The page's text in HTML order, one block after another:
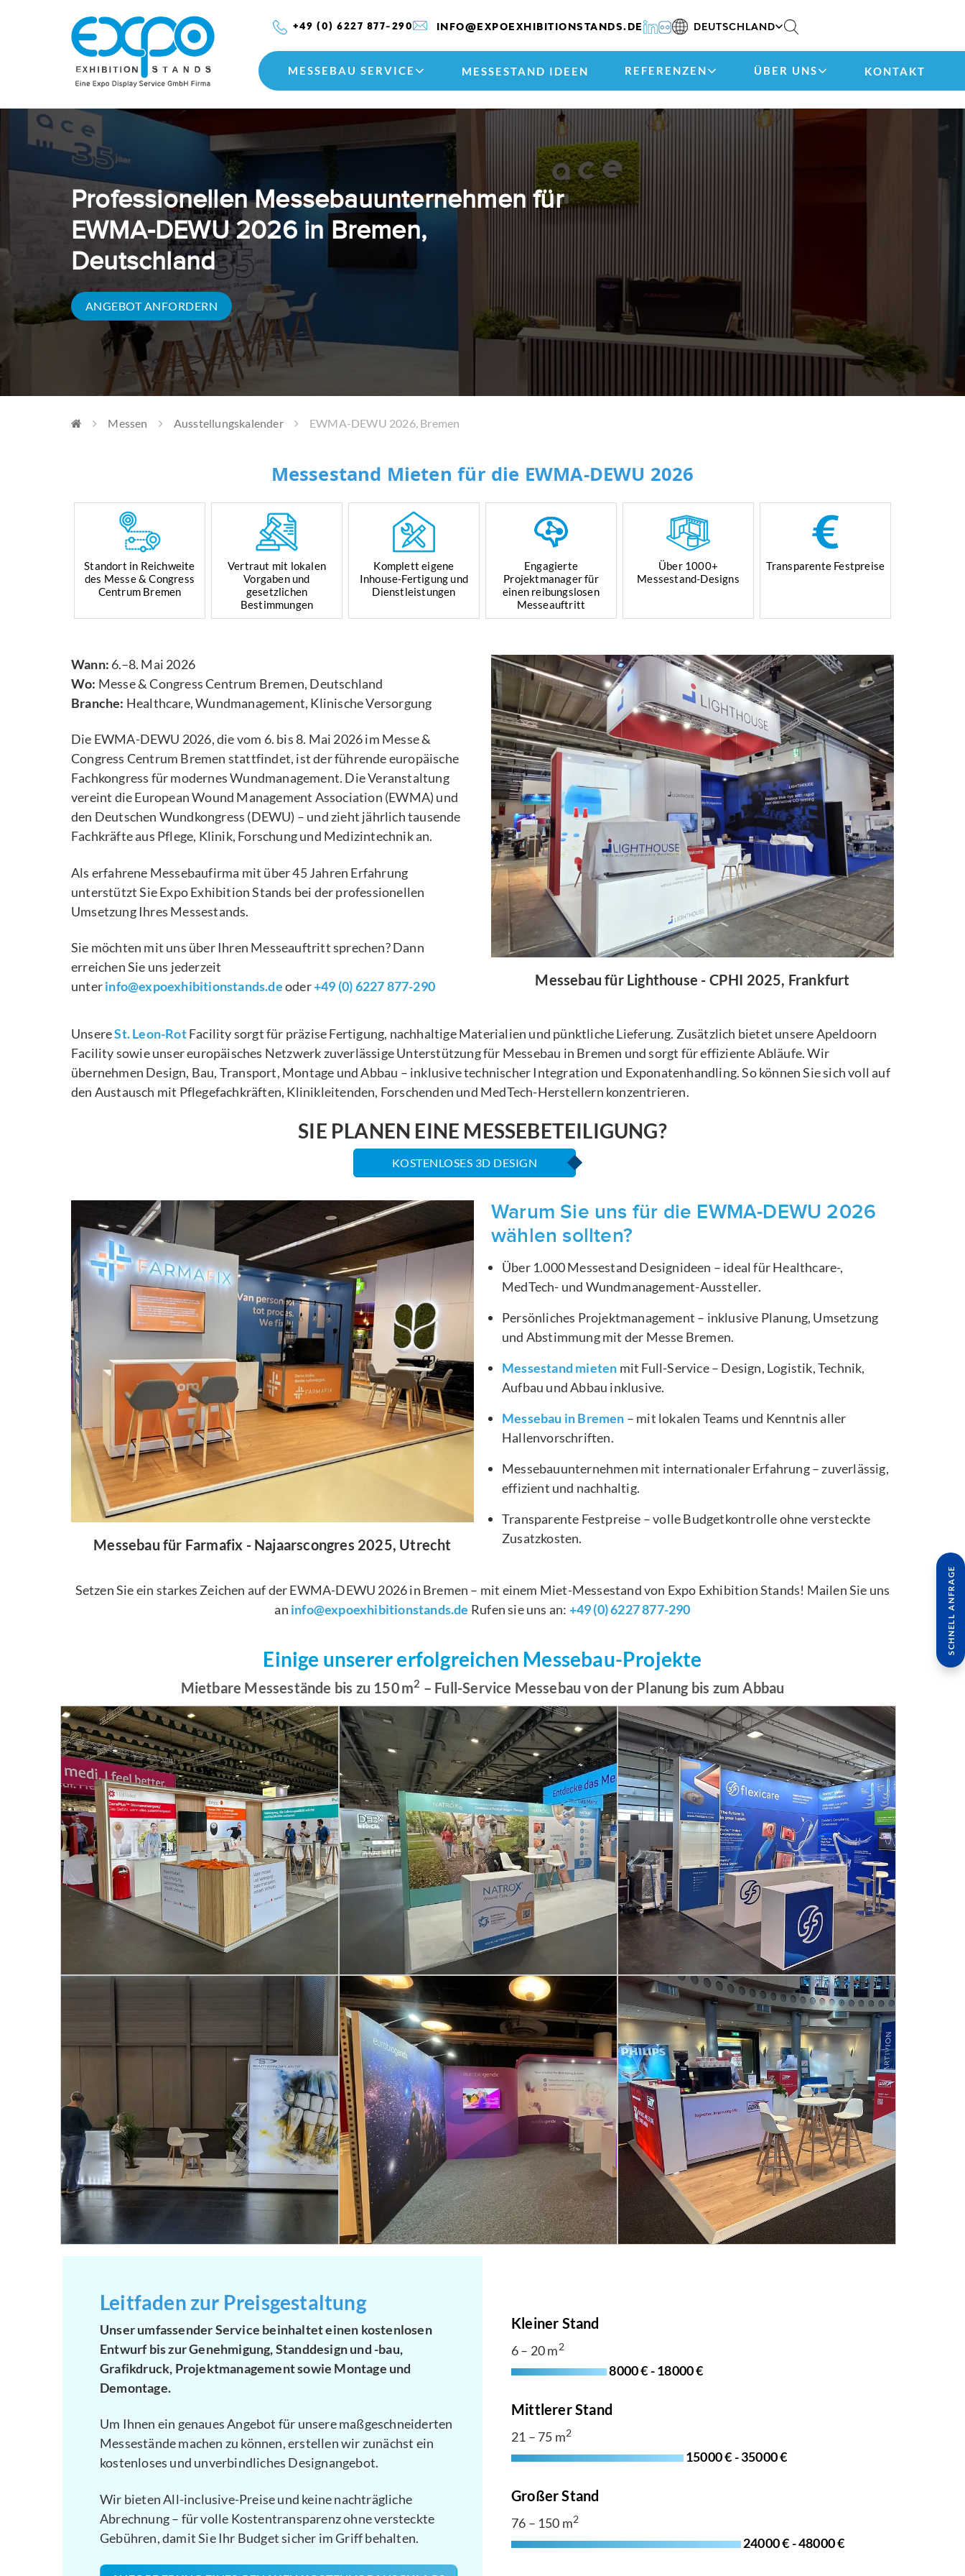
+49 (0) 6227 877-290 INFO@EXPOEXHIBITIONSTANDS.DE DEUTSCHLAND
MESSEBAU SERVICE MESSESTAND IDEEN REFERENZEN ÜBER UNS KONTAKT
Professionellen Messebauunternehmen für
EWMA-DEWU 2026 in Bremen,
Deutschland
ANGEBOT ANFORDERN
Messen Ausstellungskalender EWMA-DEWU 2026, Bremen
Messestand Mieten für die EWMA-DEWU 2026
Standort in Reichweite
des Messe & Congress
Centrum Bremen
Vertraut mit lokalen
Vorgaben und
gesetzlichen
Bestimmungen
Komplett eigene
Inhouse-Fertigung und
Dienstleistungen
Engagierte
Projektmanager für
einen reibungslosen
Messeauftritt
Über 1000+
Messestand-Designs
Transparente Festpreise
Wann: 6.–8. Mai 2026
Wo: Messe & Congress Centrum Bremen, Deutschland
Branche: Healthcare, Wundmanagement, Klinische Versorgung
Die EWMA-DEWU 2026, die vom 6. bis 8. Mai 2026 im Messe &
Congress Centrum Bremen stattfindet, ist der führende europäische
Fachkongress für modernes Wundmanagement. Die Veranstaltung
vereint die European Wound Management Association (EWMA) und
den Deutschen Wundkongress (DEWU) – und zieht jährlich tausende
Fachkräfte aus Pflege, Klinik, Forschung und Medizintechnik an.
Als erfahrene Messebaufirma mit über 45 Jahren Erfahrung
unterstützt Sie Expo Exhibition Stands bei der professionellen
Umsetzung Ihres Messestands.
Sie möchten mit uns über Ihren Messeauftritt sprechen? Dann
erreichen Sie uns jederzeit
unterinfo@expoexhibitionstands.deoder+49 (0) 6227 877-290 Messebau für Lighthouse - CPHI 2025, Frankfurt
UnsereSt. Leon-RotFacility sorgt für präzise Fertigung, nachhaltige Materialien und pünktliche Lieferung. Zusätzlich bietet unsere Apeldoorn
Facility sowie unser europäisches Netzwerk zuverlässige Unterstützung für Messebau in Bremen und sorgt für effiziente Abläufe. Wir
übernehmen Design, Bau, Transport, Montage und Abbau – inklusive technischer Integration und Exponatenhandling. So können Sie sich voll auf
den Austausch mit Pflegefachkräften, Klinikleitenden, Forschenden und MedTech-Herstellern konzentrieren.
SIE PLANEN EINE MESSEBETEILIGUNG?
KOSTENLOSES 3D DESIGN
Messebau für Farmafix - Najaarscongres 2025, Utrecht
Warum Sie uns für die EWMA-DEWU 2026
wählen sollten?
Über 1.000 Messestand Designideen – ideal für Healthcare-,
MedTech- und Wundmanagement-Aussteller.
Persönliches Projektmanagement – inklusive Planung, Umsetzung
und Abstimmung mit der Messe Bremen.
Messestand mieten mit Full-Service – Design, Logistik, Technik,
Aufbau und Abbau inklusive.
Messebau in Bremen – mit lokalen Teams und Kenntnis aller
Hallenvorschriften.
Messebauunternehmen mit internationaler Erfahrung – zuverlässig,
effizient und nachhaltig.
Transparente Festpreise – volle Budgetkontrolle ohne versteckte
Zusatzkosten.
Setzen Sie ein starkes Zeichen auf der EWMA-DEWU 2026 in Bremen – mit einem Miet-Messestand von Expo Exhibition Stands! Mailen Sie uns
an info@expoexhibitionstands.de Rufen sie uns an: +49 (0) 6227 877-290
Einige unserer erfolgreichen Messebau-Projekte
Mietbare Messestände bis zu 150 m2 – Full-Service Messebau von der Planung bis zum Abbau
Leitfaden zur Preisgestaltung
Unser umfassender Service beinhaltet einen kostenlosen
Entwurf bis zur Genehmigung, Standdesign und -bau,
Grafikdruck, Projektmanagement sowie Montage und
Demontage.
Um Ihnen ein genaues Angebot für unsere maßgeschneiderten
Messestände machen zu können, erstellen wir zunächst ein
kostenloses und unverbindliches Designangebot.
Wir bieten All-inclusive-Preise und keine nachträgliche
Abrechnung – für volle Kostentransparenz ohne versteckte
Gebühren, damit Sie Ihr Budget sicher im Griff behalten.
Kleiner Stand
6 – 20 m2
8000 € - 18000 €
Mittlerer Stand
21 – 75 m2
15000 € - 35000 €
Großer Stand
76 – 150 m2
24000 € - 48000 €
SCHNELL ANFRAGE